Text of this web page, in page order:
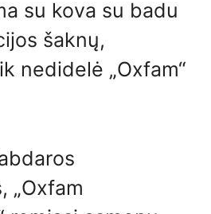
su kova su badu
šaknų,
nedidelė „Oxfam“
„Oxfam